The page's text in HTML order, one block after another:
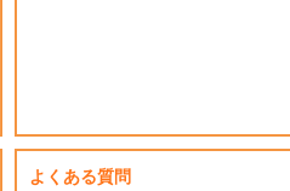
よくある質問